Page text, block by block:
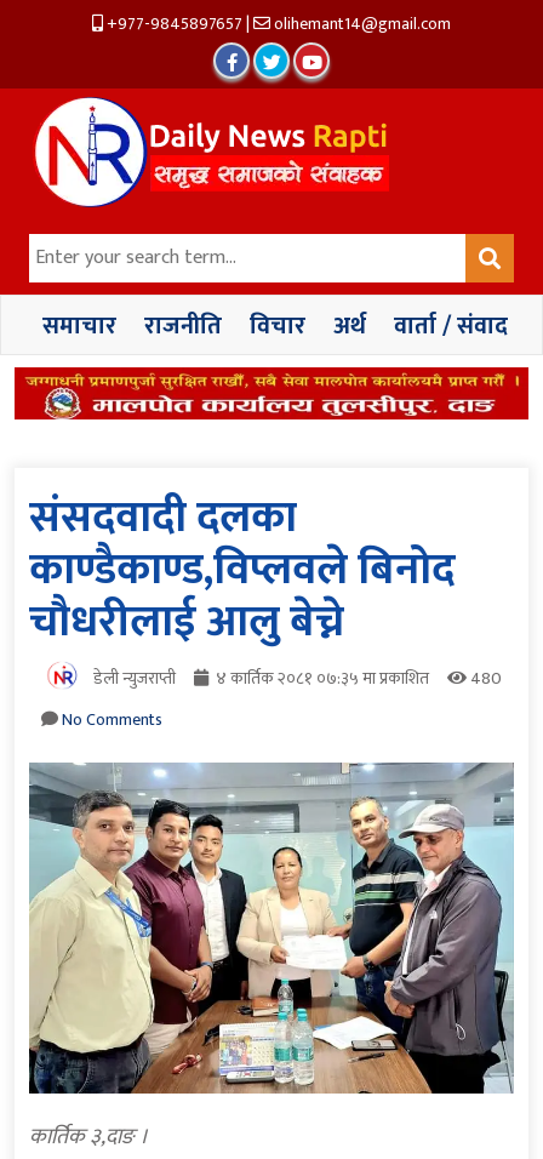
+977-9845897657| olihemant14@gmail.com
समाचार राजनीति विचार अर्थ वार्ता / संवाद
संसदवादी दलका
काण्डैकाण्ड,विप्लवले बिनोद
चौधरीलाई आलु बेच्ने
डेली न्युजराप्ती ४ कार्तिक २०८१ ०७:३५ मा प्रकाशित
480
No Comments
कार्तिक ३,दाङ ।